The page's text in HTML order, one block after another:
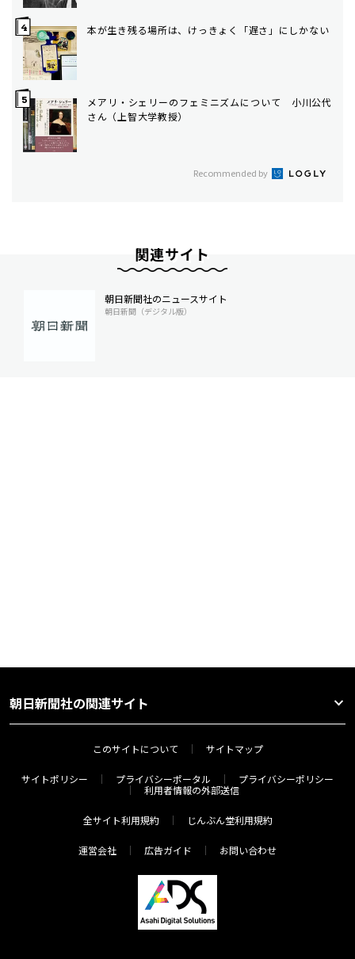
本が生き残る場所は、けっきょく「遅さ」にしかない
メアリ・シェリーのフェミニズムについて 小川公代
さん（上智大学教授）
Recommended by
関連サイト
朝日新聞社のニュースサイト
朝日新聞（デジタル版）
朝日新聞社の関連サイト
このサイトについて サイトマップ
サイトポリシー プライバシーポータル
プライバシーポリシー
利用者情報の外部送信
全サイト利用規約 じんぶん堂利用規約
運営会社 広告ガイド お問い合わせ